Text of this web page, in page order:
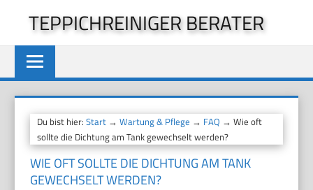
springen
TEPPICHREINIGER BERATER
Du bist hier:Start →Wartung & Pflege → FAQ → Wie oft
sollte die Dichtung am Tank gewechselt werden?
WIE OFT SOLLTE DIE DICHTUNG AM TANK
GEWECHSELT WERDEN?